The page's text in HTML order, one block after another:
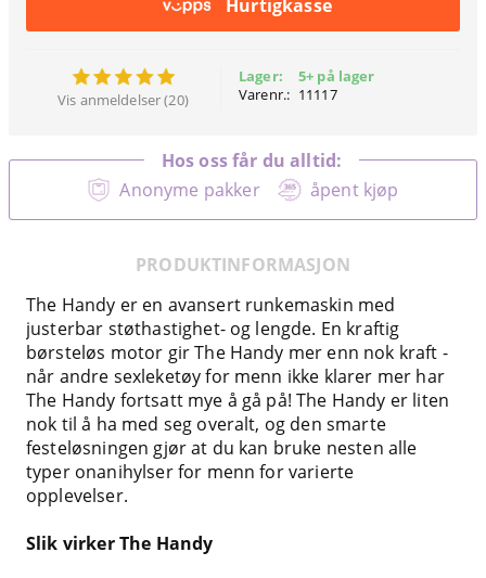
Hurtigkasse
Vis anmeldelser (20)
Lager:
Varenr.:
5+ på lager
11117
Anonyme pakker åpent kjøp
Hos oss får du alltid:
PRODUKTINFORMASJON
The Handy er en avansert runkemaskin med
justerbar støthastighet- og lengde. En kraftig
børsteløs motor gir The Handy mer enn nok kraft -
når andre sexleketøy for menn ikke klarer mer har
The Handy fortsatt mye å gå på! The Handy er liten
nok til å ha med seg overalt, og den smarte
festeløsningen gjør at du kan bruke nesten alle
typer onanihylser for menn for varierte
opplevelser.
Slik virker The Handy